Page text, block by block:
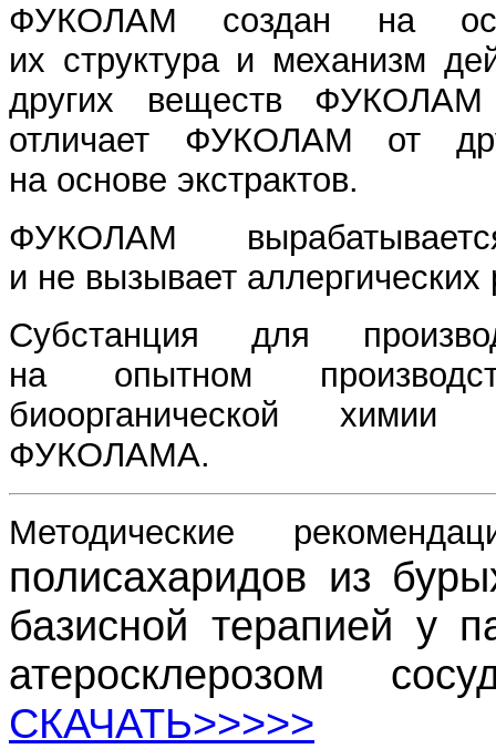
ФУКОЛАМ создан на
их структура и механизм
других веществ
отличает ФУКОЛАМ от
на основе экстрактов.
ФУКОЛАМ
и не вызывает аллергических
Субстанция для
на опытном
биоорганической химии
ФУКОЛАМА.
Методические
полисахаридов из
базисной терапией у
атеросклерозом
СКАЧАТЬ>>>>>